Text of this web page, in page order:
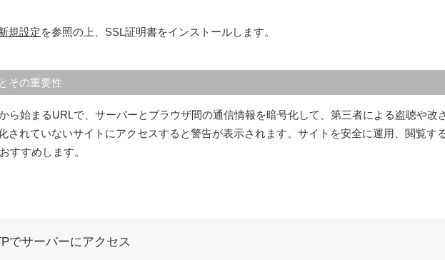
規設定を参照の上、SSL証明書をインストールします。
その重要性
ら始まるURLで、サーバーとブラウザ間の通信情報を暗号化して、第三者による盗聴や改
されていないサイトにアクセスすると警告が表示されます。サイトを安全に運用、閲覧す
すすめします。
でサーバーにアクセス